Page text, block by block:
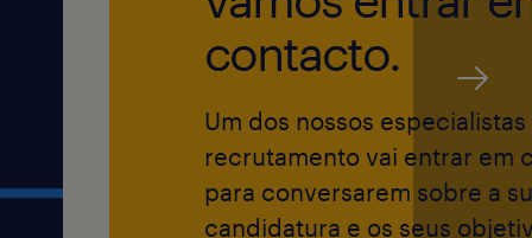
Caso
a tornar a
por
as
contacto.
Um dos nossos
recrutamento vai entrar em
para conversarem sobre a
candidatura e os seus